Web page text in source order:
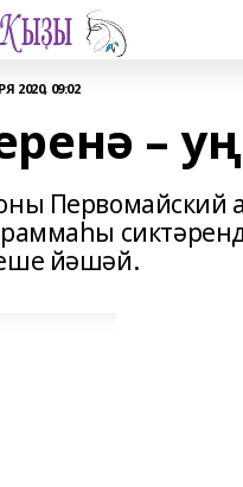
2020, 09:02
–
йәшәй.